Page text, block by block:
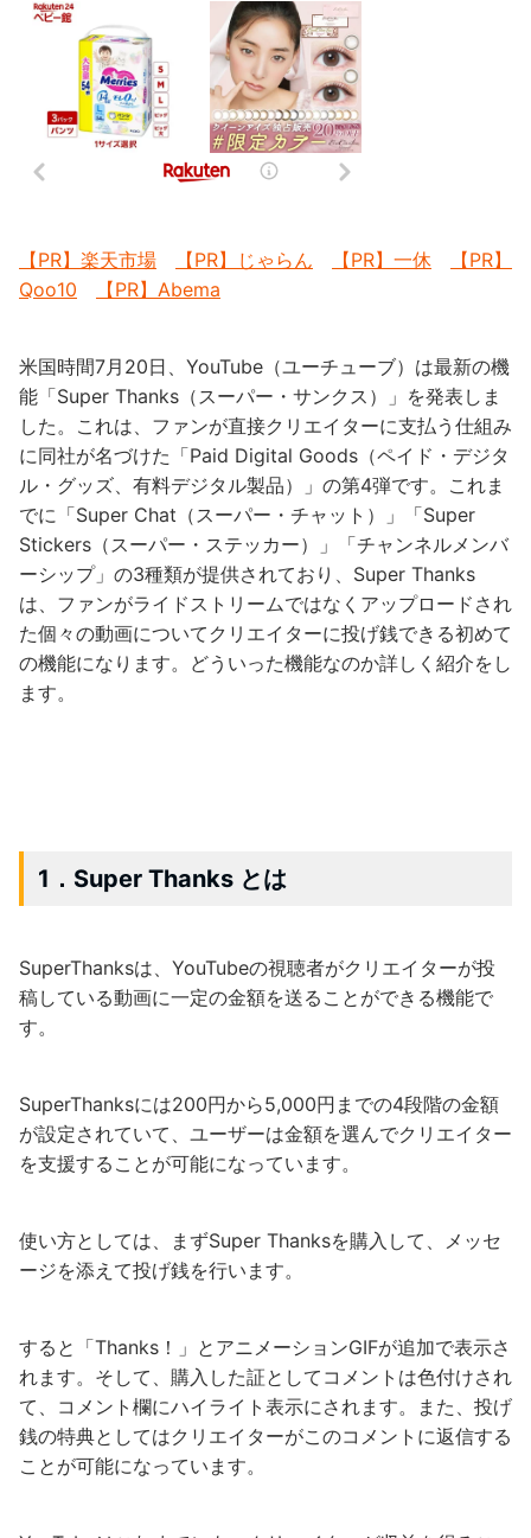
【PR】楽天市場 【PR】じゃらん 【PR】一休
【PR】
Qoo10
【PR】Abema
米国時間7月20日、YouTube（ユーチューブ）は最新の機
能「Super Thanks（スーパー・サンクス）」を発表しま
した。これは、ファンが直接クリエイターに支払う仕組み
に同社が名づけた「Paid Digital Goods（ペイド・デジタ
ル・グッズ、有料デジタル製品）」の第4弾です。これま
でに「Super Chat（スーパー・チャット）」「Super
Stickers（スーパー・ステッカー）」「チャンネルメンバ
ーシップ」の3種類が提供されており、Super Thanks
は、ファンがライドストリームではなくアップロードされ
た個々の動画についてクリエイターに投げ銭できる初めて
の機能になります。どういった機能なのか詳しく紹介をし
ます。
1．Super Thanks とは
SuperThanksは、YouTubeの視聴者がクリエイターが投
稿している動画に一定の金額を送ることができる機能で
す。
SuperThanksには200円から5,000円までの4段階の金額
が設定されていて、ユーザーは金額を選んでクリエイター
を支援することが可能になっています。
使い方としては、まずSuper Thanksを購入して、メッセ
ージを添えて投げ銭を行います。
すると「Thanks！」とアニメーションGIFが追加で表示さ
れます。そして、購入した証としてコメントは色付けされ
て、コメント欄にハイライト表示にされます。また、投げ
銭の特典としてはクリエイターがこのコメントに返信する
ことが可能になっています。